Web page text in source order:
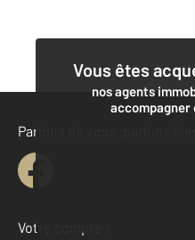
Vous êtes
nos agents
accompagner
Parlons de vous, parlons
Votre compte :